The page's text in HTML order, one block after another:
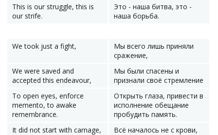
This is our struggle, this is
our strife.
Это - наша битва, это -
наша борьба.
We took just a fight,
Мы всего лишь приняли
сражение,
We were saved and
accepted this endeavour,
Мы были спасены и
признали своё стремление
To open eyes, enforce
memento, to awake
remembrance.
Открыть глаза, привести в
исполнение обещание
пробудить память.
It did not start with carnage,
Всё началось не с крови,